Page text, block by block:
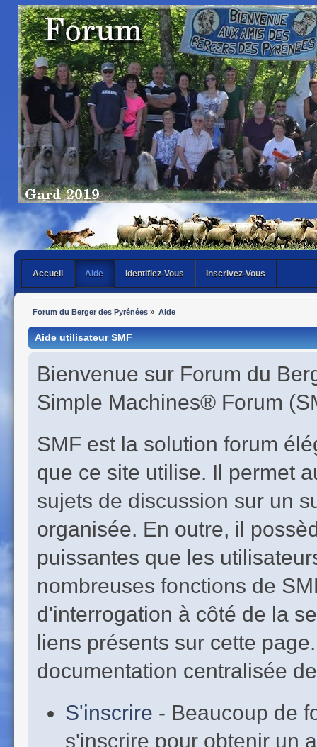
Accueil Aide Identifiez-Vous Inscrivez-Vous
Forum du Berger des Pyrénées » Aide
Aide utilisateur SMF
Bienvenue sur Forum du
Simple Machines® Forum
SMF est la solution forum
que ce site utilise. Il permet
sujets de discussion sur un
organisée. En outre, il
puissantes que les
nombreuses fonctions de
d'interrogation à côté de la
liens présents sur cette
documentation centralisée
S'inscrire - Beaucoup de
s'inscrire pour obtenir un